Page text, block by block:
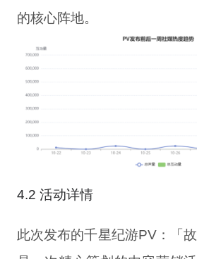
的核心阵地。
4.2 活动详情
此次发布的千星纪游PV：「